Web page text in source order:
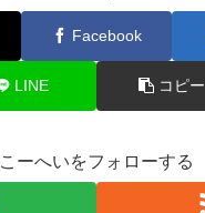
Facebook
LINE コピー
こーへいをフォローする